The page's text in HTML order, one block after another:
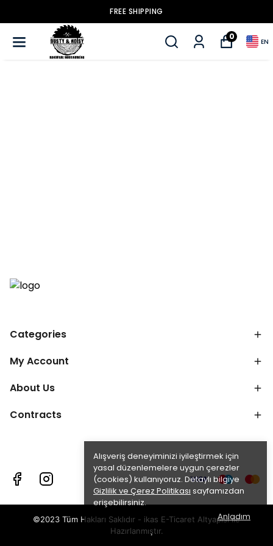
FREE SHIPPING
0
EN
Alışveriş deneyiminizi iyileştirmek için
yasal düzenlemelere uygun çerezler
(cookies) kullanıyoruz. Detaylı bilgiye
Gizlilik ve Çerez Politikası sayfamızdan
erişebilirsiniz.
Anladım
Categories
My Account
About Us
Contracts
©2023 Tüm Hakları Saklıdır - ikas E-Ticaret Altyapısı ile
Hazırlanmıştır.